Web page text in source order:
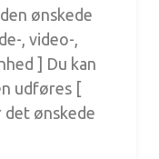
ønskede
, video-,
] Du kan
udføres [
det ønskede